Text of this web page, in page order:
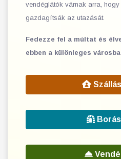
vendéglátók várnak arra,
gazdagítsák az utazását.
Fedezze fel a múltat és
ebben a különleges